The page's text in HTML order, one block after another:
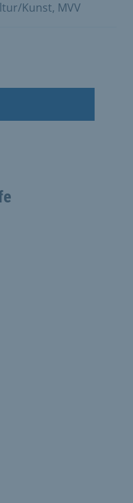
Kunst, MVV